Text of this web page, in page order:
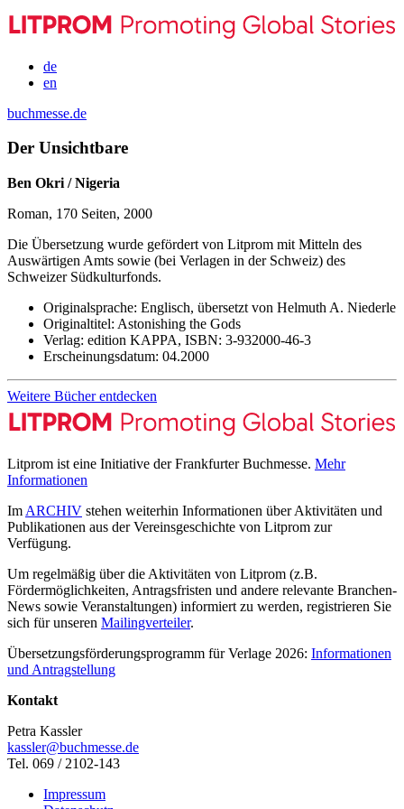
de
en
buchmesse.de
Der Unsichtbare
Ben Okri / Nigeria
Roman, 170 Seiten, 2000
Die Übersetzung wurde gefördert von Litprom mit Mitteln des
Auswärtigen Amts sowie (bei Verlagen in der Schweiz) des
Schweizer Südkulturfonds.
Originalsprache: Englisch, übersetzt von Helmuth A. Niederle
Originaltitel: Astonishing the Gods
Verlag: edition KAPPA, ISBN: 3-932000-46-3
Erscheinungsdatum: 04.2000
Weitere Bücher entdecken
Litprom ist eine Initiative der Frankfurter Buchmesse. Mehr
Informationen
Im ARCHIV stehen weiterhin Informationen über Aktivitäten und
Publikationen aus der Vereinsgeschichte von Litprom zur
Verfügung.
Um regelmäßig über die Aktivitäten von Litprom (z.B.
Fördermöglichkeiten, Antragsfristen und andere relevante Branchen-
News sowie Veranstaltungen) informiert zu werden, registrieren Sie
sich für unseren Mailingverteiler.
Übersetzungsförderungsprogramm für Verlage 2026: Informationen
und Antragstellung
Kontakt
Petra Kassler
kassler@buchmesse.de
Tel. 069 / 2102-143
Impressum